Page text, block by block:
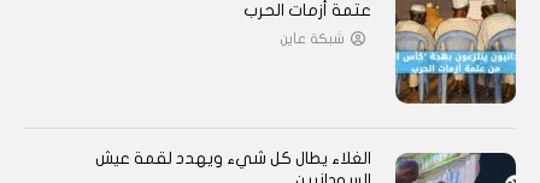
عتمة أزمات الحرب
شبكة عاين
الغلاء يطال كل شيء ويهدد لقمة عيش